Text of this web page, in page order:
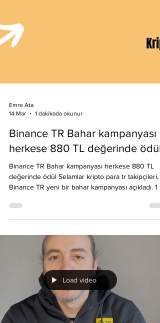
Emre Ata
Binance TR Bahar kampanyası
Binance TR yeni bir bahar kampanyası açıkladı. 1 1
Mart 2026 - 9 Nisan 2026 arası Binance TR'de
hesap açıp, KYC ( Kimlik doğrulama yapıp)
doğrulaması yapıp ilk yatırımını alanlara 880 TL
değerinde ödül verilecek . Bu ödül kampanya
bitiminden sonra hesaplara yansıtılacak. Detayları
kampanya sayfasından öğrenebilirsiniz. Etkinlik
sayfası linki: binance.tr/app?scope=activity&activity